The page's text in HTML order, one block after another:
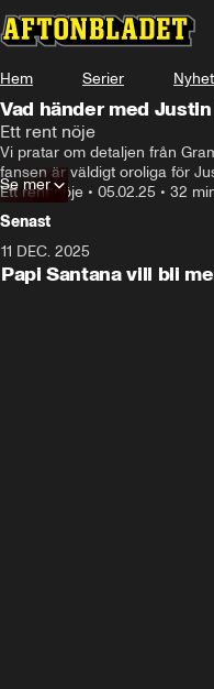
Hem Serier
Vad händer med
Ett rent nöje
Vi pratar om detaljen från
fansen är väldigt oroliga för
har en levande parasit i
Oscarsnominerade film.
I studion: Natalie Demirian,
Producent: Maja Andersson
Kontakt:
Ett rent nöje • 05.02.25 • 32
Se mer
Senast
11 DEC. 2025
Papi Santana vill bli